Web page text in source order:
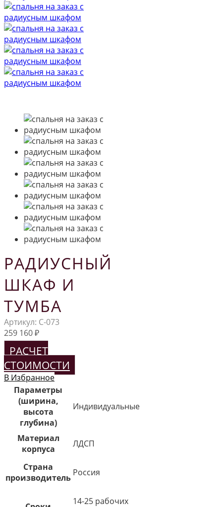
РАДИУСНЫЙ
ШКАФ И
ТУМБА
Артикул: С-073
259 160₽
РАСЧЕТ
СТОИМОСТИ
В Избранное
Параметры
(ширина,
высота
глубина)
Индивидуальные
Материал
корпуса
ЛДСП
Страна
производитель Россия
14-25 рабочих